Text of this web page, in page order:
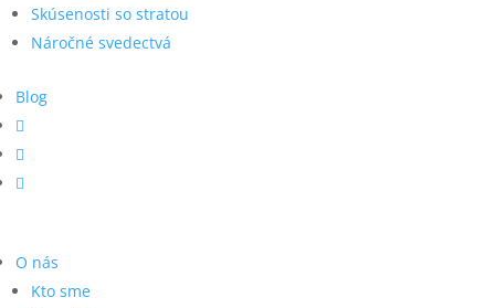
Skúsenosti so stratou
Náročné svedectvá
Blog
O nás
Kto sme